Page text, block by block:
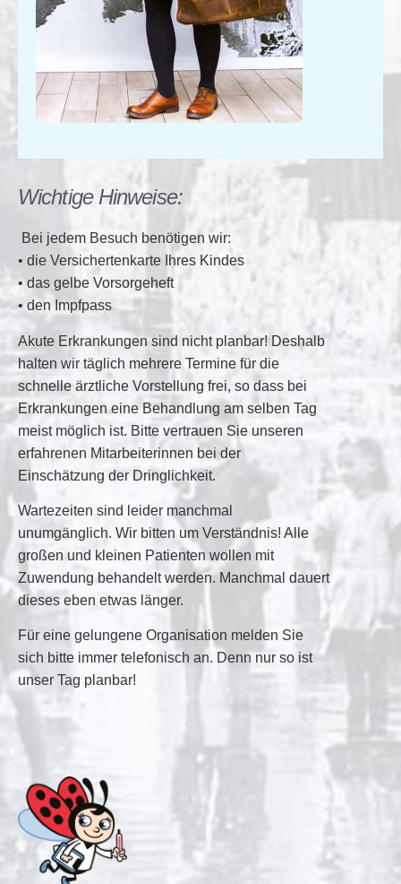
Wichtige Hinweise:
Bei jedem Besuch benötigen wir:
• die Versichertenkarte Ihres Kindes
• das gelbe Vorsorgeheft
• den Impfpass
Akute Erkrankungen sind nicht planbar! Deshalb
halten wir täglich mehrere Termine für die
schnelle ärztliche Vorstellung frei, so dass bei
Erkrankungen eine Behandlung am selben Tag
meist möglich ist. Bitte vertrauen Sie unseren
erfahrenen Mitarbeiterinnen bei der
Einschätzung der Dringlichkeit.
Wartezeiten sind leider manchmal
unumgänglich. Wir bitten um Verständnis! Alle
großen und kleinen Patienten wollen mit
Zuwendung behandelt werden. Manchmal dauert
dieses eben etwas länger.
Für eine gelungene Organisation melden Sie
sich bitte immer telefonisch an. Denn nur so ist
unser Tag planbar!